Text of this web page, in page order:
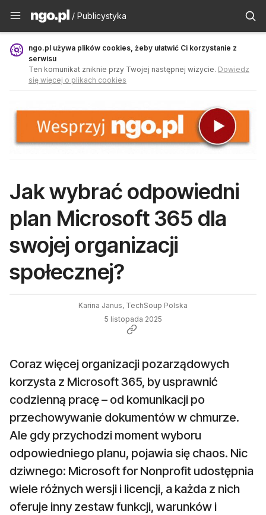
Publicystyka - ngo.pl
/ Publicystyka
ngo.pl używa plików cookies, żeby ułatwić Ci korzystanie z
serwisu
Ten komunikat zniknie przy Twojej następnej wizycie. Dowiedz
się więcej o plikach cookies
Jak wybrać odpowiedni
plan Microsoft 365 dla
swojej organizacji
społecznej?
Karina Janus, TechSoup Polska
5 listopada 2025
Coraz więcej organizacji pozarządowych
korzysta z Microsoft 365, by usprawnić
codzienną pracę – od komunikacji po
przechowywanie dokumentów w chmurze.
Ale gdy przychodzi moment wyboru
odpowiedniego planu, pojawia się chaos. Nic
dziwnego: Microsoft for Nonprofit udostępnia
wiele różnych wersji i licencji, a każda z nich
oferuje inny zestaw funkcji, warunków i